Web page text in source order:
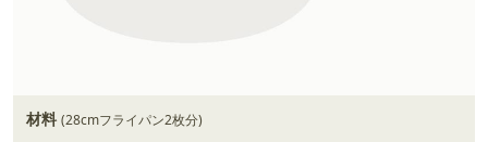
材料 (28cmフライパン2枚分)